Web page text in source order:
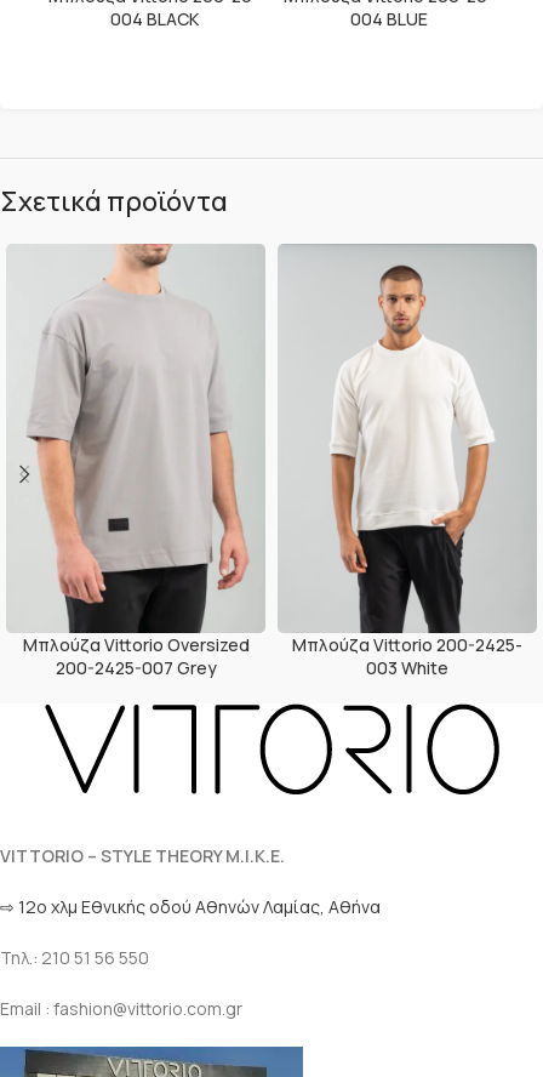
004 BLACK
004 BLUE
Σχετικά προϊόντα
Μπλούζα Vittorio Oversized
200-2425-007 Grey
Μπλούζα Vittorio 200-2425-
003 White
VITTORIO – STYLE THEORY M.I.K.E.
⇨ 12ο χλμ Eθνικής οδού Αθηνών Λαμίας, Αθήνα
Τηλ.: 210 51 56 550
Email : fashion@vittorio.com.gr